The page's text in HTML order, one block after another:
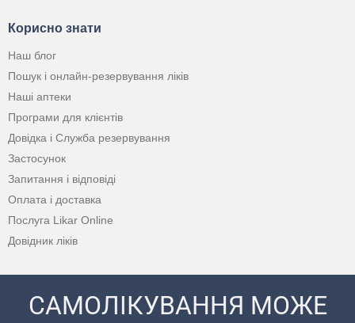
Корисно знати
Наш блог
Пошук і онлайн-резервування ліків
Наші аптеки
Програми для клієнтів
Довідка і Служба резервування
Застосунок
Запитання і відповіді
Оплата і доставка
Послуга Likar Online
Довідник ліків
САМОЛІКУВАННЯ МОЖЕ